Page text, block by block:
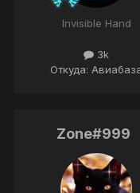
Invisible Hand
3k
Откуда:
Zone#999